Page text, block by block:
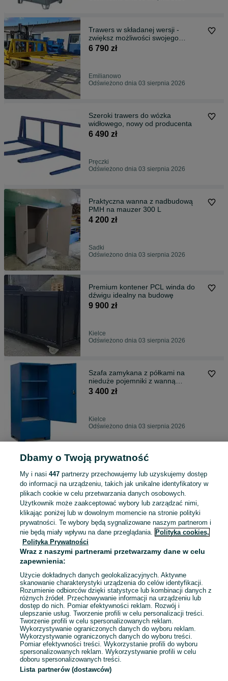
Trawers w składanej wersji -
zwiększ możliwości swojego
widlaka
6 790 zł
Emilianowo
Odświeżono dnia 03 sierpnia 2026
Szeroki trawers do wózka
widłowego, nowy od producenta
6 490 zł
Pręczki
Odświeżono dnia 03 sierpnia 2026
Praktyczna wanna z nadbudową
PMH na mauzer 300 L
4 200 zł
Sadki
Odświeżono dnia 03 sierpnia 2026
Premium kontener PCL winda do
dźwigu idealny na budowę
9 900 zł
Kielce
Odświeżono dnia 03 sierpnia 2026
Szafa zamykana z półkami na
nieduże pojemniki z wanną
wychwytową
3 400 zł
Kielce
Odświeżono dnia 03 sierpnia 2026
PMDB 750 litrów, pojemnik z
3 200 zł
Kielce
Odświeżono dnia 03 sierpnia 2026
1250 L, przechylny pojemnik
Kielce
Odświeżono dnia 03 sierpnia 2026
1 2 3 ... 16
Dbamy o Twoją prywatność
My i nasi 447partnerzy przechowujemy lub uzyskujemy dostęp
do informacji na urządzeniu, takich jak unikalne identyfikatory w
plikach cookie w celu przetwarzania danych osobowych.
Użytkownik może zaakceptować wybory lub zarządzać nimi,
klikając poniżej lub w dowolnym momencie na stronie polityki
prywatności. Te wybory będą sygnalizowane naszym partnerom i
nie będą miały wpływu na dane przeglądania. Polityka cookies,
Polityka Prywatności
Wraz z naszymi partnerami przetwarzamy dane w celu
zapewnienia:
Użycie dokładnych danych geolokalizacyjnych. Aktywne
skanowanie charakterystyki urządzenia do celów identyfikacji.
Rozumienie odbiorców dzięki statystyce lub kombinacji danych z
różnych źródeł. Przechowywanie informacji na urządzeniu lub
dostęp do nich. Pomiar efektywności reklam. Rozwój i
ulepszanie usług. Tworzenie profili w celu personalizacji treści.
Tworzenie profili w celu spersonalizowanych reklam.
Wykorzystywanie ograniczonych danych do wyboru reklam.
Wykorzystywanie ograniczonych danych do wyboru treści.
Pomiar efektywności treści. Wykorzystanie profili do wyboru
spersonalizowanych reklam. Wykorzystywanie profili w celu
doboru spersonalizowanych treści.
Lista partnerów (dostawców)